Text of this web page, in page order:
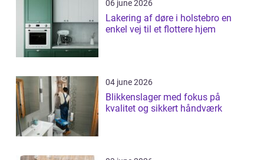
06 june 2026
Lakering af døre i holstebro en
enkel vej til et flottere hjem
04 june 2026
Blikkenslager med fokus på
kvalitet og sikkert håndværk